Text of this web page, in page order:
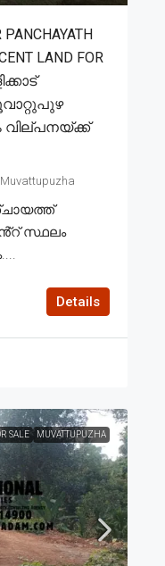
LAND FOR
Muvattupuzha
സ്ഥലം
Details
SALE MUVATTUPUZHA